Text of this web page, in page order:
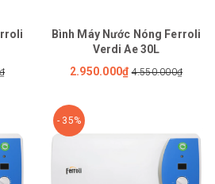
Bình Máy Nước Nóng Ferroli
Verdi Ae 30L
2.950.000₫ 4.550.000₫
- 35%